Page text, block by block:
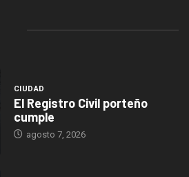
CIUDAD
El Registro Civil porteño
cumple
agosto 7, 2026